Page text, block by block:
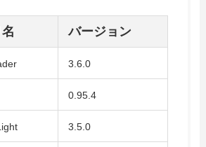
バージョン
3.6.0
0.95.4
3.5.0